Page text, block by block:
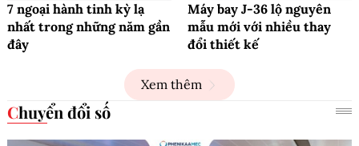
7 ngoại hành tinh kỳ lạ
nhất trong những năm gần
đây
Máy bay J-36 lộ nguyên
mẫu mới với nhiều thay
đổi thiết kế
Xem thêm
Chuyển đổi số